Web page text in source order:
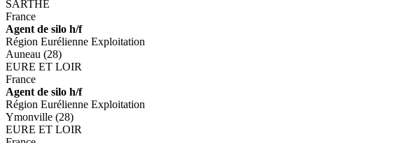
SARTHE
France
Agent de silo h/f
Région Eurélienne Exploitation
Auneau (28)
EURE ET LOIR
France
Agent de silo h/f
Région Eurélienne Exploitation
Ymonville (28)
EURE ET LOIR